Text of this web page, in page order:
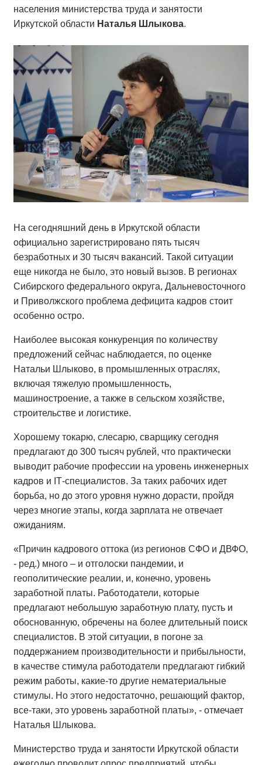
населения министерства труда и занятости
Иркутской области Наталья Шлыкова.
На сегодняшний день в Иркутской области
официально зарегистрировано пять тысяч
безработных и 30 тысяч вакансий. Такой ситуации
еще никогда не было, это новый вызов. В регионах
Сибирского федерального округа, Дальневосточного
и Приволжского проблема дефицита кадров стоит
особенно остро.
Наиболее высокая конкуренция по количеству
предложений сейчас наблюдается, по оценке
Натальи Шлыково, в промышленных отраслях,
включая тяжелую промышленность,
машиностроение, а также в сельском хозяйстве,
строительстве и логистике.
Хорошему токарю, слесарю, сварщику сегодня
предлагают до 300 тысяч рублей, что практически
выводит рабочие профессии на уровень инженерных
кадров и IT-специалистов. За таких рабочих идет
борьба, но до этого уровня нужно дорасти, пройдя
через многие этапы, когда зарплата не отвечает
ожиданиям.
«Причин кадрового оттока (из регионов СФО и ДВФО,
- ред.) много – и отголоски пандемии, и
геополитические реалии, и, конечно, уровень
заработной платы. Работодатели, которые
предлагают небольшую заработную плату, пусть и
обоснованную, обречены на более длительный поиск
специалистов. В этой ситуации, в погоне за
поддержанием производительности и прибыльности,
в качестве стимула работодатели предлагают гибкий
режим работы, какие-то другие нематериальные
стимулы. Но этого недостаточно, решающий фактор,
все-таки, это уровень заработной платы», - отмечает
Наталья Шлыкова.
Министерство труда и занятости Иркутской области